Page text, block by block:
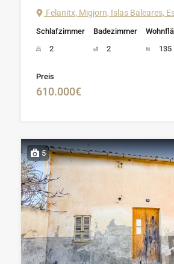
Felanitx, Migjorn, Islas Baleares,
Schlafzimmer
2
Badezimmer
2
135
Preis
610.000€
5